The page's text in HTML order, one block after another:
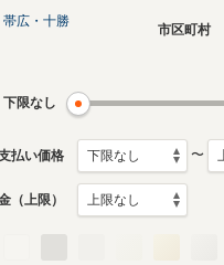
帯広・十勝
市区町村
下限なし
払い価格 〜
（上限）